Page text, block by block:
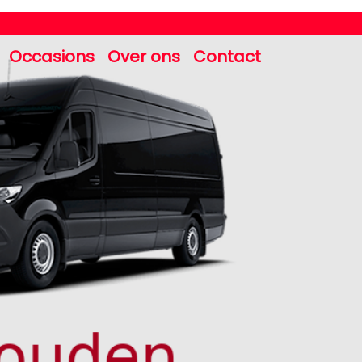
Occasions Over ons Contact